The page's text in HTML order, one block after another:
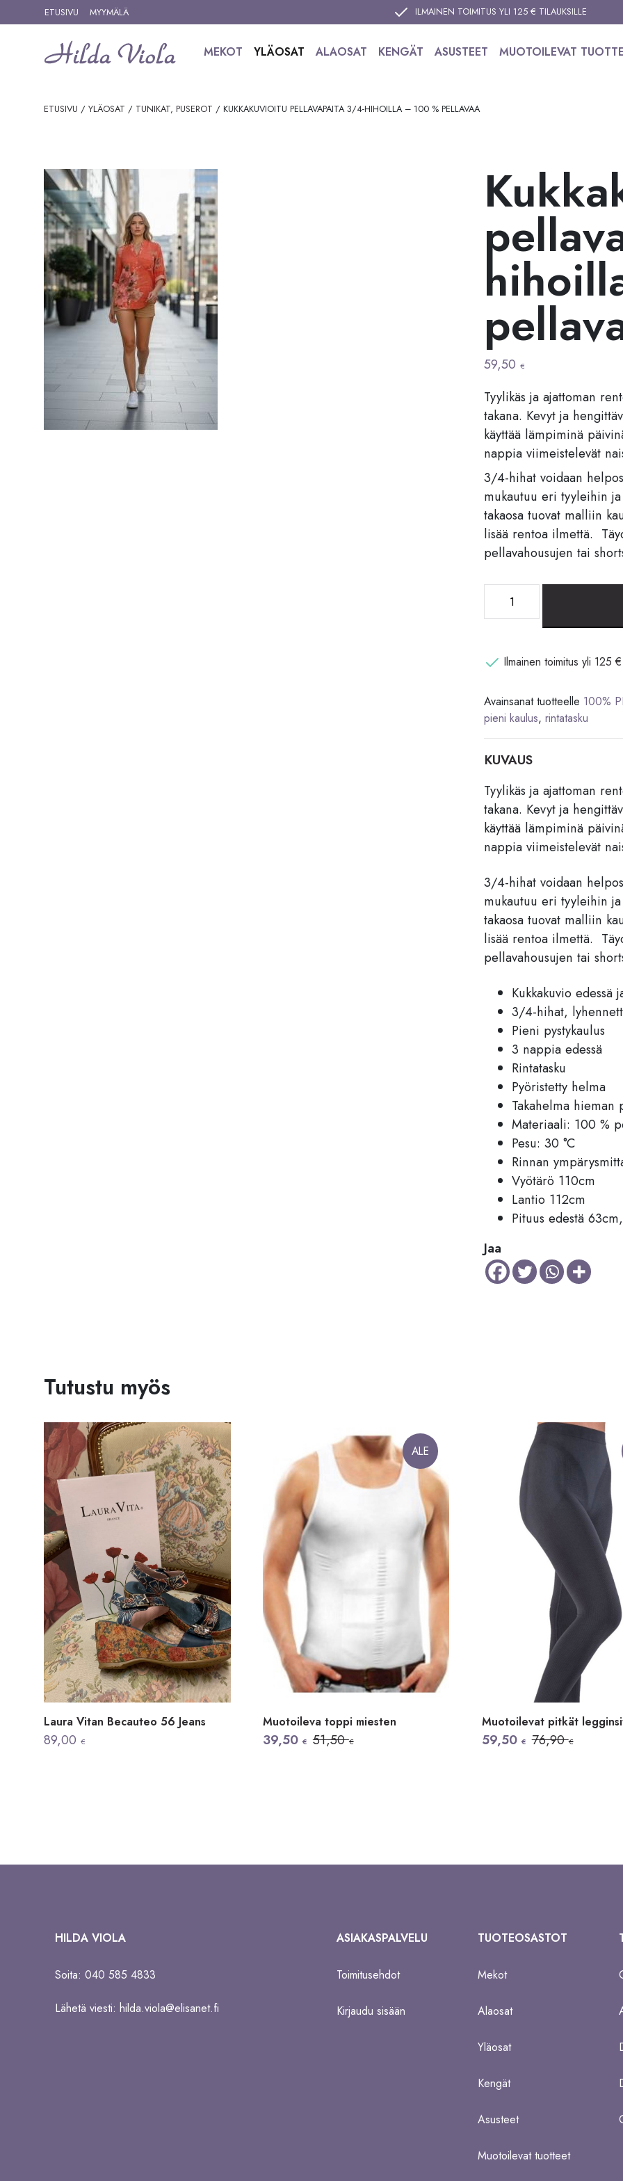
Siirry sisältöön
ETUSIVU MYYMÄLÄ ILMAINEN TOIMITUS YLI 125 € TILAUKSILLE
MEKOT YLÄOSAT ALAOSAT KENGÄT ASUSTEET MUOTOILEVAT
ETUSIVU / YLÄOSAT / TUNIKAT, PUSEROT / KUKKAKUVIOITU PELLAVAPAITA 3/4-HIHOILLA – 100 % PELLAVAA
59,50€
Tyylikäs ja ajattoman
takana. Kevyt ja
käyttää lämpiminä
nappia viimeistelevät
3/4-hihat voidaan
mukautuu eri tyyleihin
takaosa tuovat malliin
lisää rentoa ilmettä.
pellavahousujen tai
Kukkakuvioitu
pellavapaita
–
%
pellavaa
määrä
Ilmainen toimitus yli 125
Avainsanat tuotteelle 100%
pieni kaulus,rintatasku
KUVAUS
Tyylikäs ja ajattoman
takana. Kevyt ja
käyttää lämpiminä
nappia viimeistelevät
3/4-hihat voidaan
mukautuu eri tyyleihin
takaosa tuovat malliin
lisää rentoa ilmettä.
pellavahousujen tai
Kukkakuvio edessä
3/4-hihat,
Pieni pystykaulus
3 nappia edessä
Rintatasku
Pyöristetty helma
Takahelma hieman
Materiaali: 100 %
Pesu: 30 °C
Rinnan
Vyötärö 110cm
Lantio 112cm
Pituus edestä
Jaa
Tutustu myös
Laura Vitan Becauteo 56 Jeans
89,00 €
ALE
Muotoileva toppi miesten
51,50€
Alkuperäinen
hinta
39,50 €
Nykyinen
hinta
Muotoilevat pitkät
76,90€
Alkuperäinen
hinta
59,50 €
Nykyinen
hinta
HILDA VIOLA
Soita: 040 585 4833
Lähetä viesti: hilda.viola@elisanet.fi
ASIAKASPALVELU
Toimitusehdot
Kirjaudu sisään
TUOTEOSASTOT
Mekot
Alaosat
Yläosat
Kengät
Asusteet
Muotoilevat tuotteet